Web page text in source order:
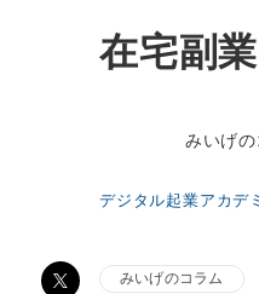
在宅副
みいげの
デジタル起業アカデ
みいげのコラム